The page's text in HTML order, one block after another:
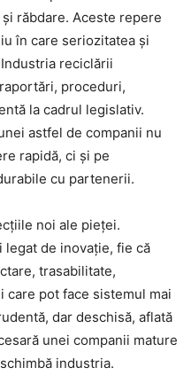
răbdare. Aceste repere
în care seriozitatea și
reciclării
proceduri,
la cadrul legislativ.
astfel de companii nu
rapidă, ci și pe
cu partenerii.
noi ale pieței.
de inovație, fie că
trasabilitate,
pot face sistemul mai
dar deschisă, aflată
unei companii mature
industria.